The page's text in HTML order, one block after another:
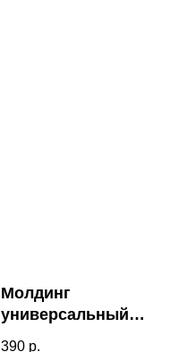
Молдинг
универсальный
390 р.